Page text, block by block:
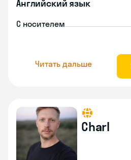
Английский язык
С носителем
Читать дальше
Charl